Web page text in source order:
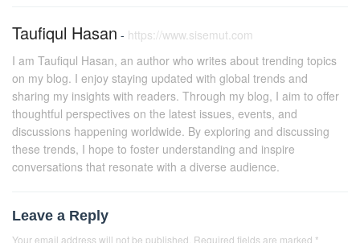
Taufiqul Hasan - https://www.sisemut.com
I am Taufiqul Hasan, an author who writes about trending topics
on my blog. I enjoy staying updated with global trends and
sharing my insights with readers. Through my blog, I aim to offer
thoughtful perspectives on the latest issues, events, and
discussions happening worldwide. By exploring and discussing
these trends, I hope to foster understanding and inspire
conversations that resonate with a diverse audience.
Leave a Reply
Your email address will not be published. Required fields are marked *